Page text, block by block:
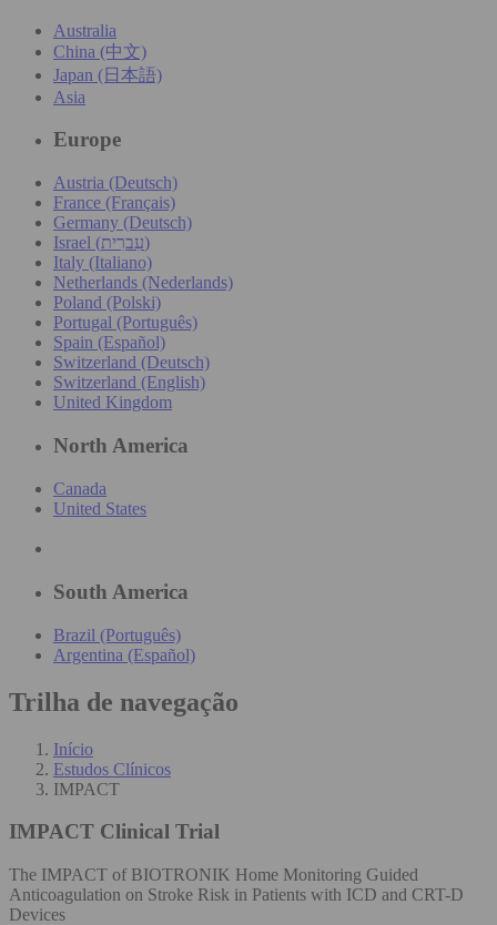
Australia
China (中文)
Japan (日本語)
Asia
Europe
Austria (Deutsch)
France (Français)
Germany (Deutsch)
Israel (עִברִית)
Italy (Italiano)
Netherlands (Nederlands)
Poland (Polski)
Portugal (Português)
Spain (Español)
Switzerland (Deutsch)
Switzerland (English)
United Kingdom
North America
Canada
United States
South America
Brazil (Português)
Argentina (Español)
Trilha de navegação
Início
Estudos Clínicos
IMPACT
IMPACT Clinical Trial
The IMPACT of BIOTRONIK Home Monitoring Guided
Anticoagulation on Stroke Risk in Patients with ICD and CRT-D
Devices